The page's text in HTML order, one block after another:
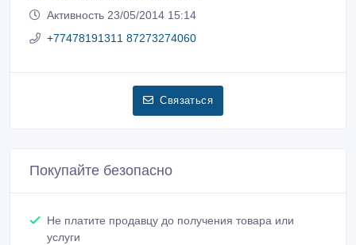
Активность 23/05/2014 15:14
+77478191311 87273274060
Связаться
Покупайте безопасно
Не платите продавцу до получения товара или
услуги